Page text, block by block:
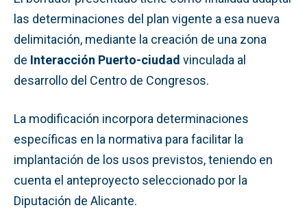
las determinaciones del plan vigente a esa nueva
delimitación, mediante la creación de una zona
de Interacción Puerto-ciudad vinculada al
desarrollo del Centro de Congresos.
La modificación incorpora determinaciones
específicas en la normativa para facilitar la
implantación de los usos previstos, teniendo en
cuenta el anteproyecto seleccionado por la
Diputación de Alicante.